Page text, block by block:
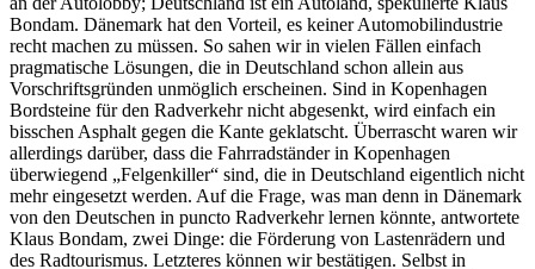
Bondam. Dänemark hat den Vorteil, es keiner Automobilindustrie
recht machen zu müssen. So sahen wir in vielen Fällen einfach
pragmatische Lösungen, die in Deutschland schon allein aus
Vorschriftsgründen unmöglich erscheinen. Sind in Kopenhagen
Bordsteine für den Radverkehr nicht abgesenkt, wird einfach ein
bisschen Asphalt gegen die Kante geklatscht. Überrascht waren wir
allerdings darüber, dass die Fahrradständer in Kopenhagen
überwiegend „Felgenkiller“ sind, die in Deutschland eigentlich nicht
mehr eingesetzt werden. Auf die Frage, was man denn in Dänemark
von den Deutschen in puncto Radverkehr lernen könnte, antwortete
Klaus Bondam, zwei Dinge: die Förderung von Lastenrädern und
des Radtourismus. Letzteres können wir bestätigen. Selbst in